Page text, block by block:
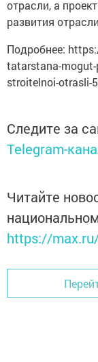
отрасли, а
развития
Подробнее:
tatarstana-mogut-
stroitelnoi-otrasli-
Следите за
Telegram-
Читайте
https://